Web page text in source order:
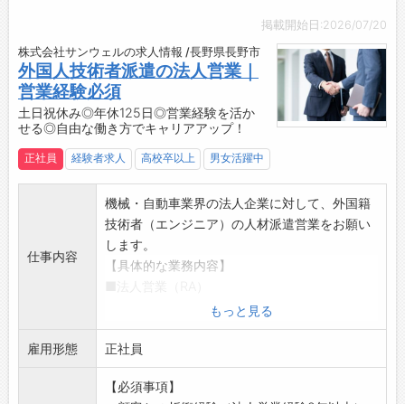
掲載開始日:2026/07/20
株式会社サンウェルの求人情報 /長野県長野市
外国人技術者派遣の法人営業｜
営業経験必須
土日祝休み◎年休125日◎営業経験を活か
せる◎自由な働き方でキャリアアップ！
正社員 経験者求人 高校卒以上 男女活躍中
仕事内容
機械・自動車業界の法人企業に対して、外国籍
技術者（エンジニア）の人材派遣営業をお願い
します。
【具体的な業務内容】
・既存クライアントへの深堀営業、ニーズヒア
リング
・求人票作成
・データベースを活用した求職者のサーチと求
人案内
もっと見る
雇用形態 正社員
【必須事項】